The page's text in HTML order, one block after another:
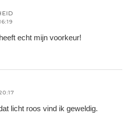
echt mijn voorkeur!
licht roos vind ik geweldig.